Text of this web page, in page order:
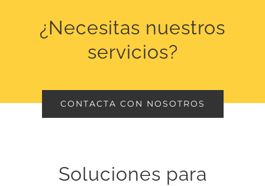
¿Necesitas nuestros
servicios?
CONTACTA CON NOSOTROS
Soluciones para